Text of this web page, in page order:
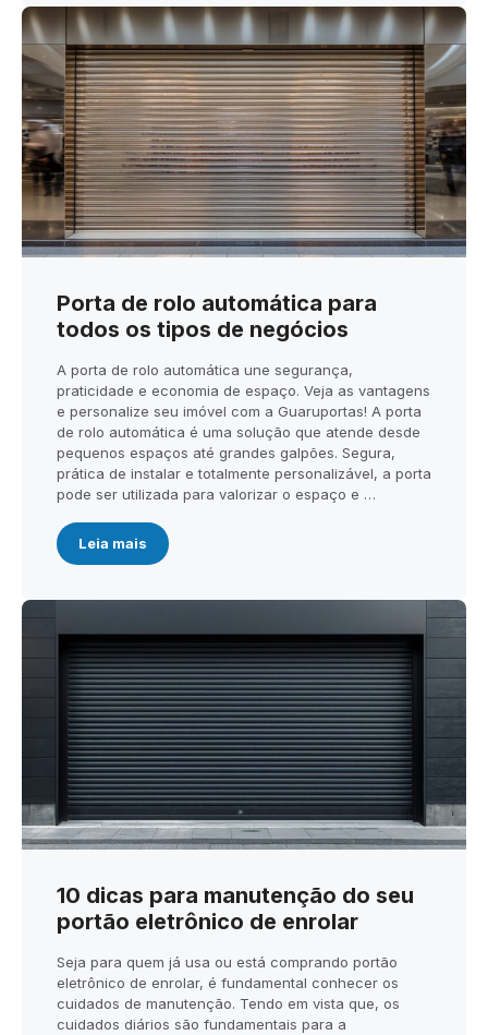
Porta de rolo automática para
todos os tipos de negócios
A porta de rolo automática une segurança,
praticidade e economia de espaço. Veja as vantagens
e personalize seu imóvel com a Guaruportas! A porta
de rolo automática é uma solução que atende desde
pequenos espaços até grandes galpões. Segura,
prática de instalar e totalmente personalizável, a porta
pode ser utilizada para valorizar o espaço e …
Leia mais
10 dicas para manutenção do seu
portão eletrônico de enrolar
Seja para quem já usa ou está comprando portão
eletrônico de enrolar, é fundamental conhecer os
cuidados de manutenção. Tendo em vista que, os
cuidados diários são fundamentais para a